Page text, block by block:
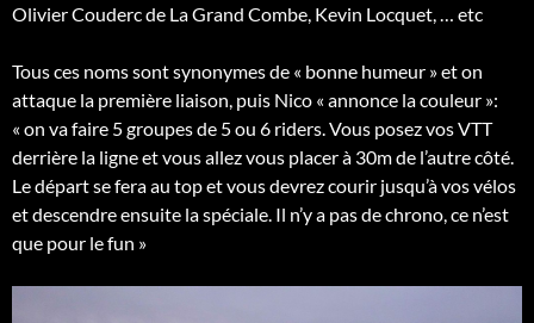
Olivier Couderc de La Grand Combe, Kevin Locquet, … etc
Tous ces noms sont synonymes de « bonne humeur » et on
attaque la première liaison, puis Nico « annonce la couleur »:
« on va faire 5 groupes de 5 ou 6 riders. Vous posez vos VTT
derrière la ligne et vous allez vous placer à 30m de l’autre côté.
Le départ se fera au top et vous devrez courir jusqu’à vos vélos
et descendre ensuite la spéciale. Il n’y a pas de chrono, ce n’est
que pour le fun »